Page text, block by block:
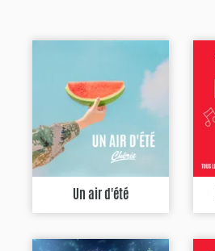
Un air d'été